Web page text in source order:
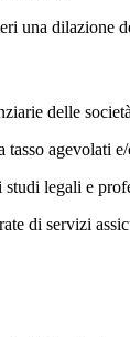
una dilazione
delle
tasso agevolati
legali e
di servizi